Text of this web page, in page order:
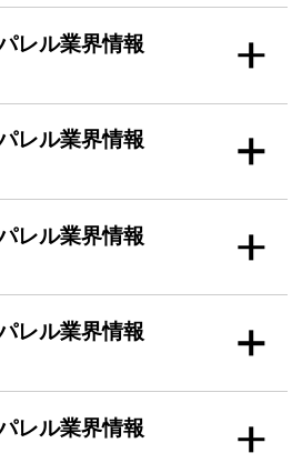
レル業界情報
レル業界情報
レル業界情報
レル業界情報
レル業界情報